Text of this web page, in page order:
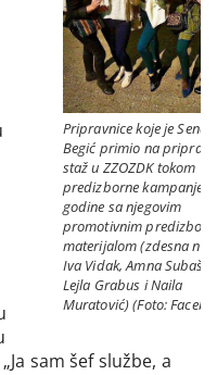
Pripravnice koje je
Begić primio na
staž u ZZOZDK tokom
predizborne kampanje
godine sa njegovim
promotivnim
materijalom (zdesna
Iva Vidak, Amna Subašić,
Lejla Grabus i Naila
Muratović) (Foto:
sam šef službe, a